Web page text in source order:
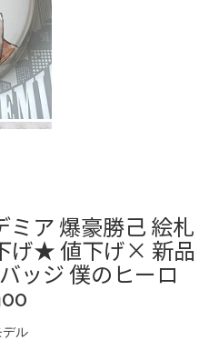
ア 爆豪勝己 絵札
げ★ 値下げ× 新品
ッジ 僕のヒーロ
ル